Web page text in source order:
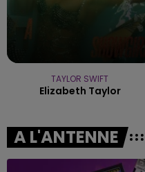
TAYLOR SWIFT
Elizabeth Taylor
A L'ANTENNE